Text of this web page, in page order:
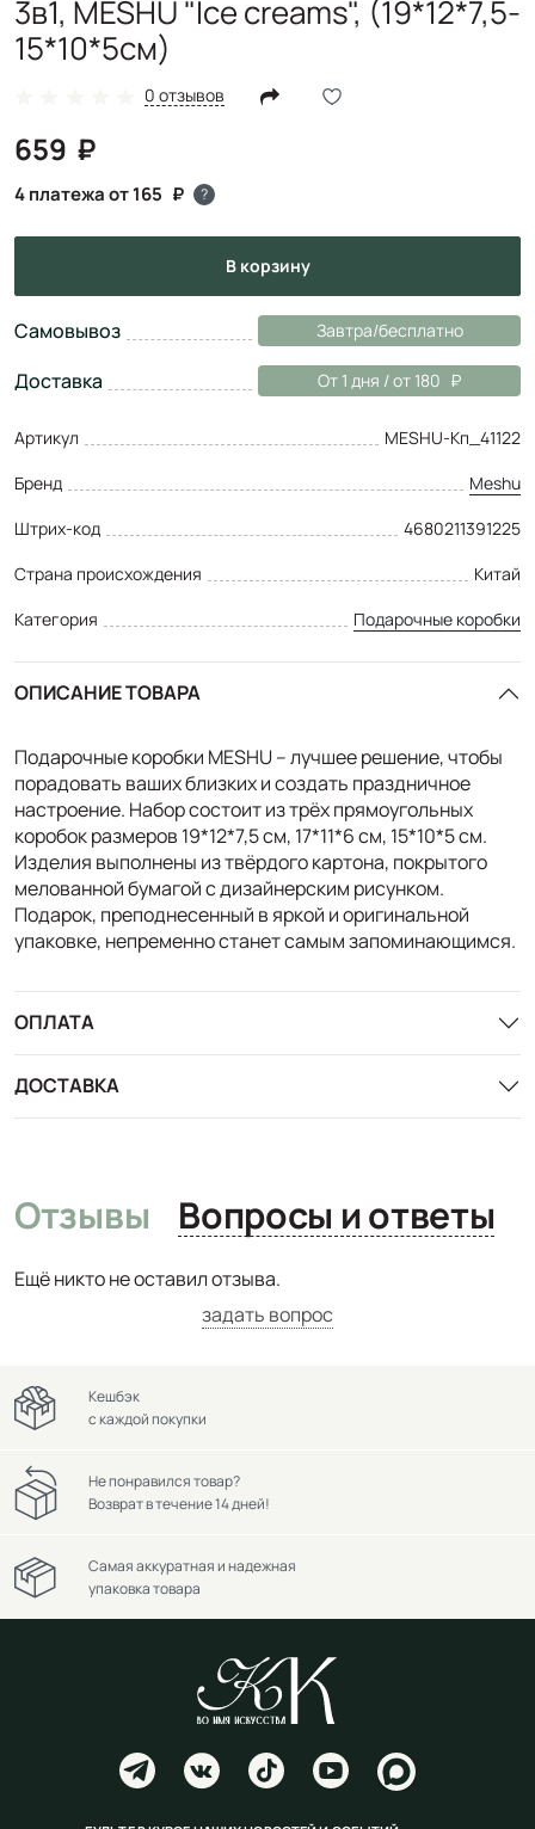
3в1, MESHU "Ice creams", (19*12*7,5-
15*10*5см)
0 отзывов
659
4 платежа от 165 ?
в корзину
Самовывоз Завтра/бесплатно
Доставка От 1 дня / от 180
Артикул
MESHU-Кп_41122
Бренд
Meshu
Штрих-код
4680211391225
Страна происхождения
Китай
Категория
Подарочные коробки
ОПИСАНИЕ ТОВАРА
Подарочные коробки MESHU – лучшее решение, чтобы
порадовать ваших близких и создать праздничное
настроение. Набор состоит из трёх прямоугольных
коробок размеров 19*12*7,5 см, 17*11*6 см, 15*10*5 см.
Изделия выполнены из твёрдого картона, покрытого
мелованной бумагой с дизайнерским рисунком.
Подарок, преподнесенный в яркой и оригинальной
упаковке, непременно станет самым запоминающимся.
ОПЛАТА
ДОСТАВКА
Отзывы Вопросы и ответы
Ещё никто не оставил отзыва.
задать вопрос
Кешбэк
с каждой покупки
Не понравился товар?
Возврат в течение 14 дней!
Самая аккуратная и надежная
упаковка товара